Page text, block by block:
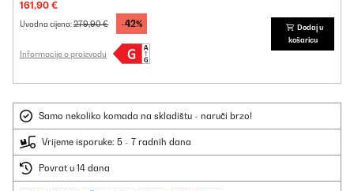
161,90 €
Uvodna cijena:279,90 € -42%
Informacije o proizvodu
Dodaj u
košaricu
Samo nekoliko komada na skladištu - naruči brzo!
Vrijeme isporuke: 5 - 7 radnih dana
Povrat u 14 dana